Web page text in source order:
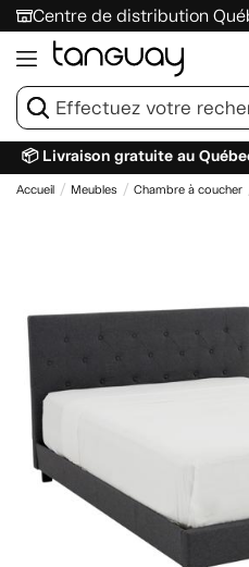
Centre de distribution
📦 Livraison gratuite au
Accueil Meubles Chambre à coucher